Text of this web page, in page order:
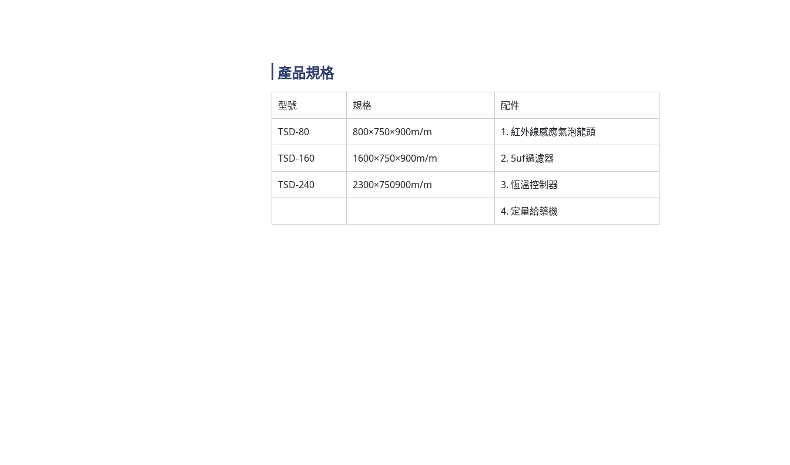
產品規格
型號 規格 配件
TSD-80 800×750×900m/m 1. 紅外線感應氣泡龍頭
TSD-160 1600×750×900m/m 2. 5uf過濾器
TSD-240 2300×750900m/m 3. 恆溫控制器
4. 定量給藥機